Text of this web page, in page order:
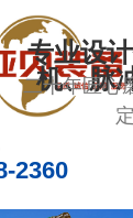
专业设
机、脉
二十年匠心
2360